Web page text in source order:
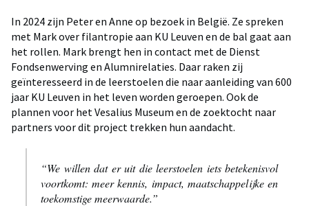
In 2024 zijn Peter en Anne op bezoek in België. Ze spreken
met Mark over filantropie aan KU Leuven en de bal gaat aan
het rollen. Mark brengt hen in contact met de Dienst
Fondsenwerving en Alumnirelaties. Daar raken zij
geïnteresseerd in de leerstoelen die naar aanleiding van 600
jaar KU Leuven in het leven worden geroepen. Ook de
plannen voor het Vesalius Museum en de zoektocht naar
partners voor dit project trekken hun aandacht.
“We willen dat er uit die leerstoelen iets betekenisvol
voortkomt: meer kennis, impact, maatschappelijke en
toekomstige meerwaarde.”